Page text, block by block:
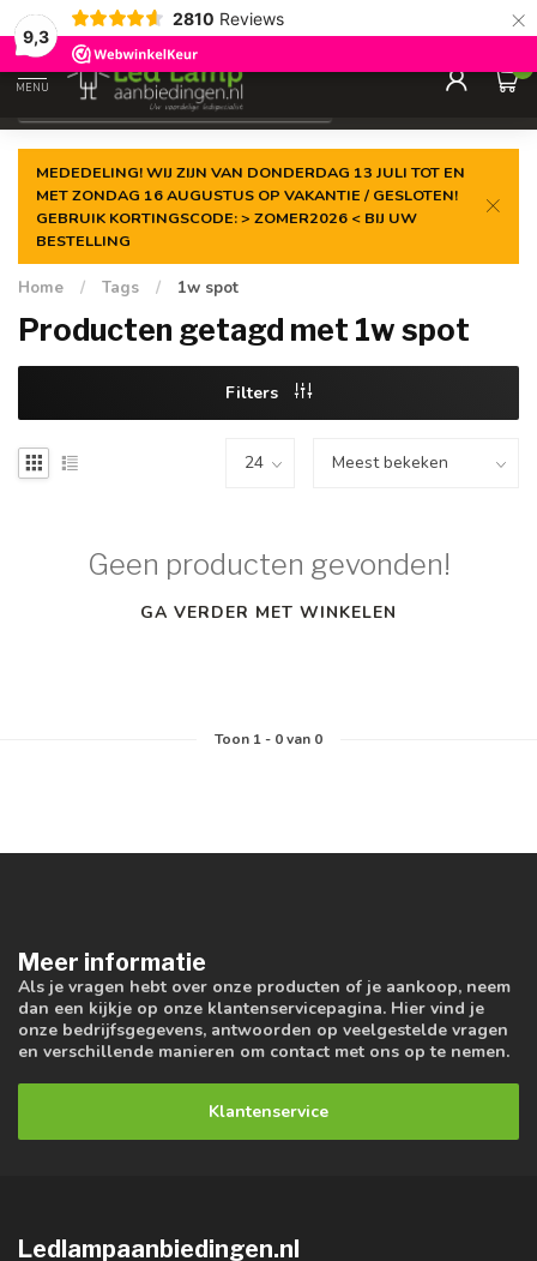
9,3
2810 Reviews ×
Gegarandeerde delaagste prijs
MENU
0
MEDEDELING! WIJ ZIJN VAN DONDERDAG 13 JULI TOT EN
MET ZONDAG 16 AUGUSTUS OP VAKANTIE / GESLOTEN!
GEBRUIK KORTINGSCODE: > ZOMER2026 < BIJ UW
BESTELLING
Home / Tags / 1w spot
Producten getagd met 1w spot
Filters
Geen producten gevonden!
GA VERDER MET WINKELEN
Toon 1- 0van 0
Meer informatie
Als je vragen hebt over onze producten of je aankoop, neem
dan een kijkje op onze klantenservicepagina. Hier vind je
onze bedrijfsgegevens, antwoorden op veelgestelde vragen
en verschillende manieren om contact met ons op te nemen.
Klantenservice
Ledlampaanbiedingen.nl